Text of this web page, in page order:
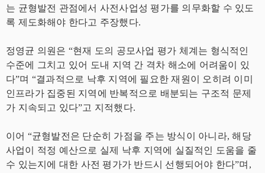
는 균형발전 관점에서 사전사업성 평가를 의무화할 수 있도
록 제도화해야 한다고 주장했다.
정영균 의원은 “현재 도의 공모사업 평가 체계는 형식적인
수준에 그치고 있어 도내 지역 간 격차 해소에 어려움이 있
다”며 “결과적으로 낙후 지역에 필요한 재원이 오히려 이미
인프라가 집중된 지역에 반복적으로 배분되는 구조적 문제
가 지속되고 있다”고 지적했다.
이어 “균형발전은 단순히 가점을 주는 방식이 아니라, 해당
사업이 적정 예산으로 실제 낙후 지역에 실질적인 도움을 줄
수 있는지에 대한 사전 평가가 반드시 선행되어야 한다”며,